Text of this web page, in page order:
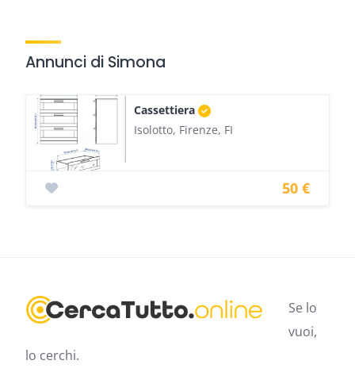
Annunci di Simona
Cassettiera
Isolotto, Firenze, FI
50 €
Se lo
vuoi,
lo cerchi.